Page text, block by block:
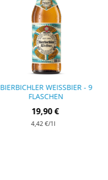
BIERBICHLER WEISSBIER - 9 F
LASCHEN
19,90 €
4,42 €/1l